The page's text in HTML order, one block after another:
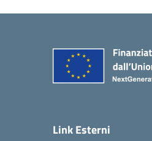
Link Esterni